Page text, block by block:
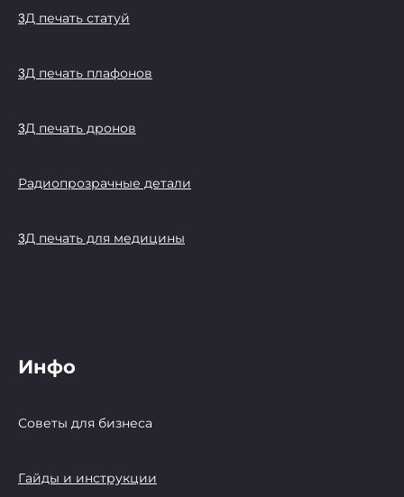
3Д печать статуй
3Д печать плафонов
3Д печать дронов
Радиопрозрачные детали
3Д печать для медицины
Инфо
Советы для бизнеса
Гайды и инструкции